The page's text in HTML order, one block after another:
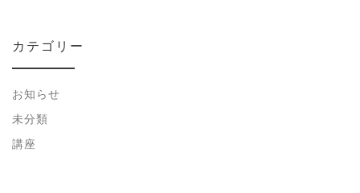
カテゴリー
お知らせ
未分類
講座